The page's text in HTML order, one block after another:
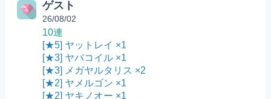
ゲスト
26/08/02
10連
[★5] ヤットレイ ×1
[★3] ヤバコイル ×1
[★3] メガヤルタリス ×2
[★2] ヤメルゴン ×1
[★2] ヤキノオー ×1